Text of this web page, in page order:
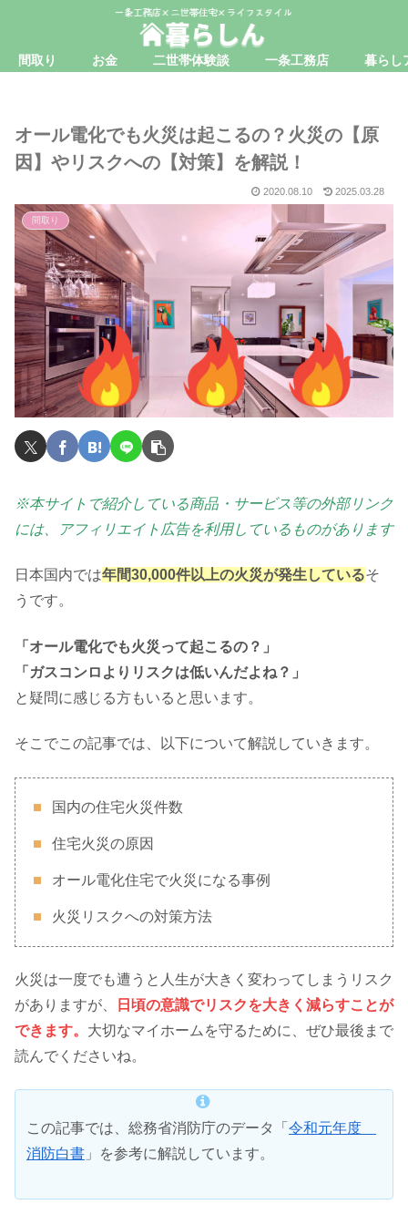
間取り お金 二世帯体験談 一条工務店 暮らし
オール電化でも火災は起こるの？火災の【原
因】やリスクへの【対策】を解説！
2020.08.10 2025.03.28
間取り
※本サイトで紹介している商品・サービス等の外部リンク
には、アフィリエイト広告を利用しているものがあります
日本国内では年間30,000件以上の火災が発生しているそ
うです。
「オール電化でも火災って起こるの？」
「ガスコンロよりリスクは低いんだよね？」
と疑問に感じる方もいると思います。
そこでこの記事では、以下について解説していきます。
国内の住宅火災件数
住宅火災の原因
オール電化住宅で火災になる事例
火災リスクへの対策方法
火災は一度でも遭うと人生が大きく変わってしまうリスク
がありますが、
日頃の意識でリスクを大きく減らすことが
できます。 大切なマイホームを守るために、ぜひ最後まで
読んでくださいね。
この記事では、総務省消防庁のデータ「 令和元年度
消防白書 」を参考に解説しています。